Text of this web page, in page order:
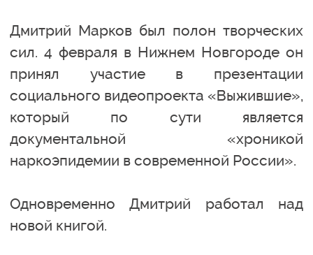
Дмитрий Марков был полон творческих
сил. 4 февраля в Нижнем Новгороде он
принял участие в презентации
социального видеопроекта «Выжившие»,
который по сути является
документальной «хроникой
наркоэпидемии в современной России».
Одновременно Дмитрий работал над
новой книгой.